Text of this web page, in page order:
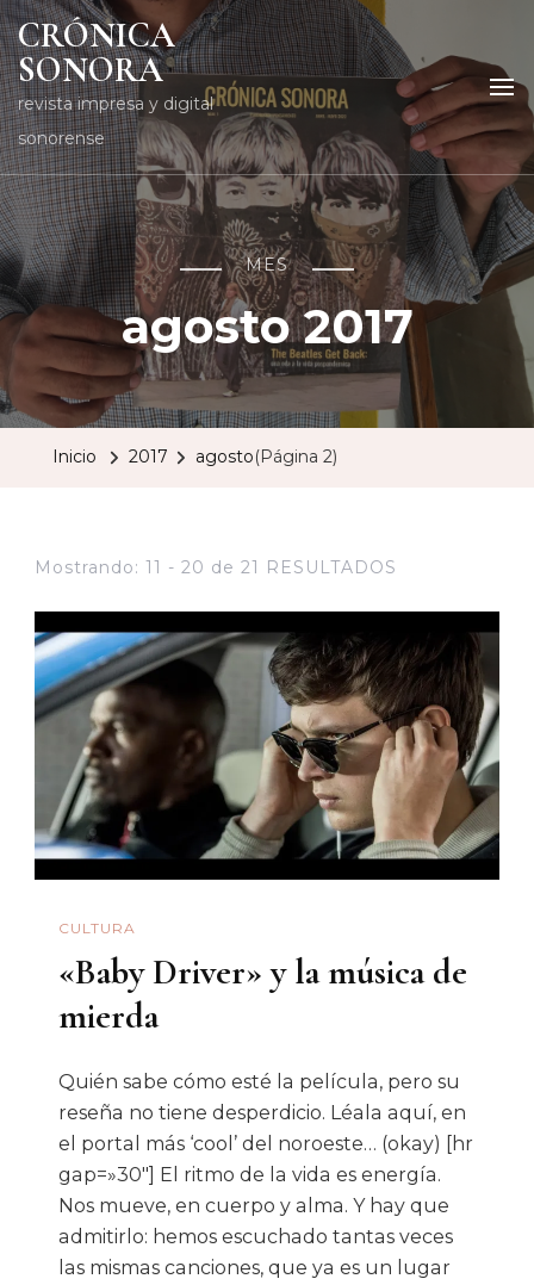
CRÓNICA
SONORA
revista impresa y digital
sonorense
MES
agosto 2017
Inicio 2017 agosto(Página 2)
Mostrando: 11 - 20 de 21 RESULTADOS
CULTURA
«Baby Driver» y la música de
mierda
Quién sabe cómo esté la película, pero su
reseña no tiene desperdicio. Léala aquí, en
el portal más ‘cool’ del noroeste… (okay) [hr
gap=»30″] El ritmo de la vida es energía.
Nos mueve, en cuerpo y alma. Y hay que
admitirlo: hemos escuchado tantas veces
las mismas canciones, que ya es un lugar